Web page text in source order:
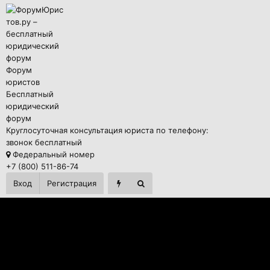
Форум
юристов
Бесплатный
юридический
форум
Круглосуточная консультация юриста по телефону:
звонок бесплатный
Федеральный номер
+7 (800) 511-86-74
Вход
Регистрация